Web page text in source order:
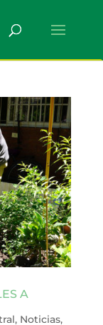
A
, Noticias,